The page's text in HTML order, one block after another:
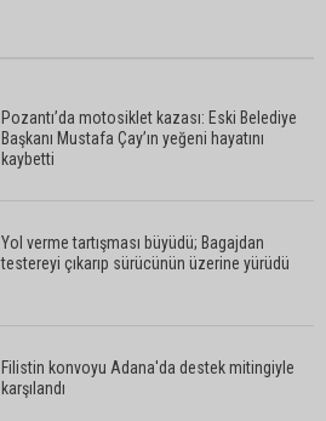
Pozantı’da motosiklet kazası: Eski Belediye
Başkanı Mustafa Çay’ın yeğeni hayatını
kaybetti
Yol verme tartışması büyüdü; Bagajdan
testereyi çıkarıp sürücünün üzerine yürüdü
Filistin konvoyu Adana'da destek mitingiyle
karşılandı